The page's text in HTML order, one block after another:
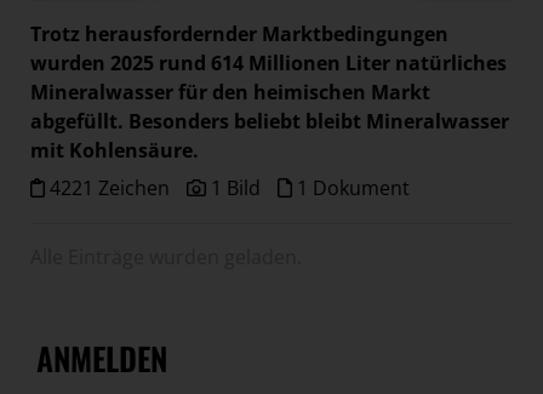
Raisin
section.d
Swiss Life Select
The Companion
Trotz herausfordernder Marktbedingungen
wurden 2025 rund 614 Millionen Liter natürliches
Mineralwasser für den heimischen Markt
abgefüllt. Besonders beliebt bleibt Mineralwasser
mit Kohlensäure.
4221 Zeichen
1 Bild 1 Dokument
ANMELDEN